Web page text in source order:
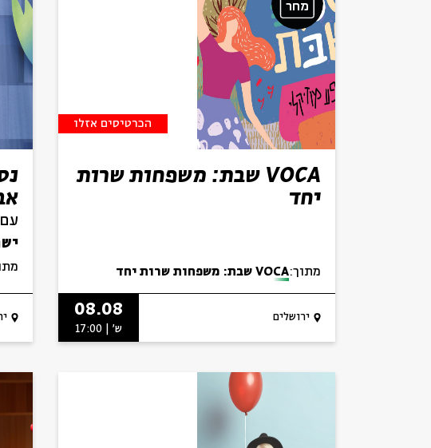
הכרטיסים אזלו
מחר
VOCA שבת: משפחות שרות
יחד
מתוך:VOCA שבת: משפחות שרות יחד
ירושלים 08.08
ש' | 17:00